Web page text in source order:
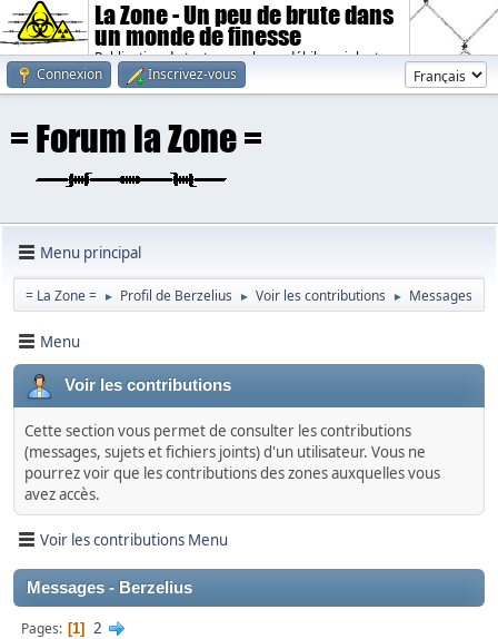
La Zone - Un peu de brute dans
un monde de finesse
Publication de textes sombres, débiles, violents.
Connexion
Inscrivez-vous
Menu principal
= La Zone = ► Profil de Berzelius ► Voir les contributions ► Messages
Menu
Voir les contributions
Cette section vous permet de consulter les contributions
(messages, sujets et fichiers joints) d'un utilisateur. Vous ne
pourrez voir que les contributions des zones auxquelles vous
avez accès.
Voir les contributions Menu
Messages - Berzelius
Pages 1 2